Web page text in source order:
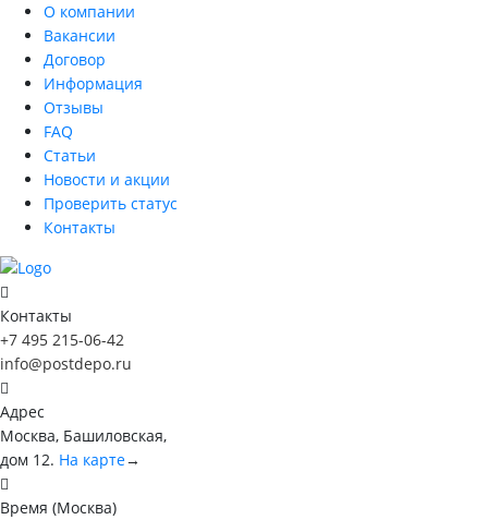
О компании
Вакансии
Договор
Информация
Отзывы
FAQ
Статьи
Новости и акции
Проверить статус
Контакты
Контакты
+7 495 215-06-42
info@postdepo.ru
Адрес
Москва, Башиловская,
дом 12. На карте→
Время (Москва)